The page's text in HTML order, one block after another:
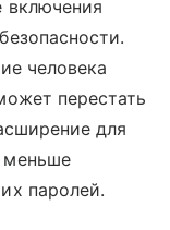
включения
человека
перестать
для
меньше
паролей.